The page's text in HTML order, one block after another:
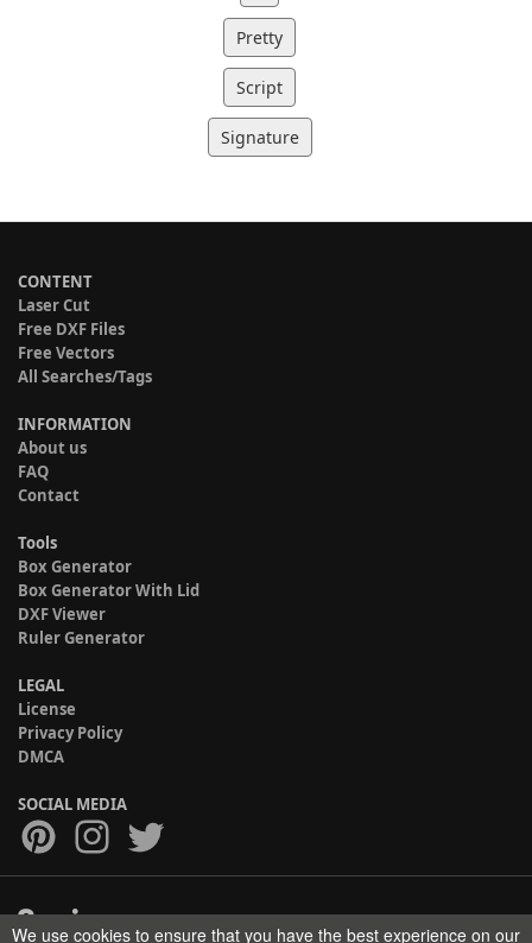
Pretty
Script
Signature
CONTENT
Laser Cut
Free DXF Files
Free Vectors
All Searches/Tags
INFORMATION
About us
FAQ
Contact
Tools
Box Generator
Box Generator With Lid
DXF Viewer
Ruler Generator
LEGAL
License
Privacy Policy
DMCA
SOCIAL MEDIA
We use cookies to ensure that you have the best experience on our